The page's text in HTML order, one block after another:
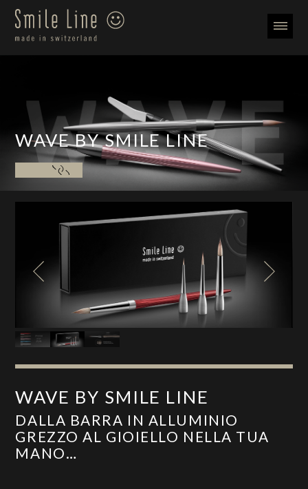
WAVE BY SMILE LINE
WAVE BY SMILE LINE
DALLA BARRA IN ALLUMINIO
GREZZO AL GIOIELLO NELLA TUA
MANO…